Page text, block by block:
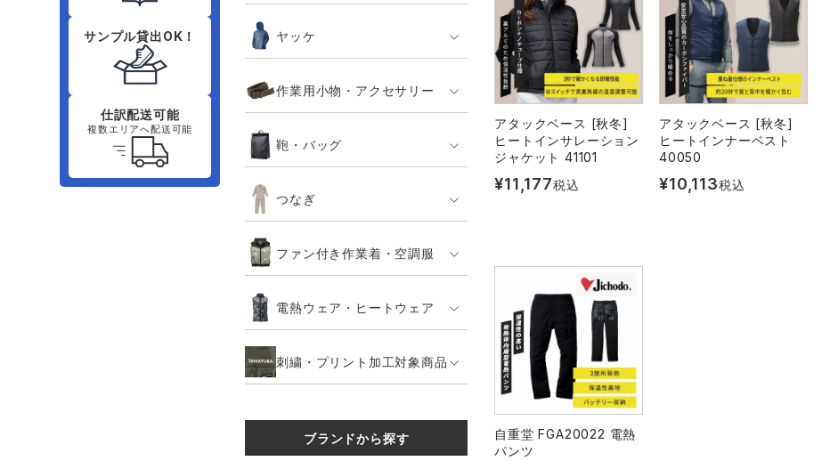
ヤッケ
作業用小物・アクセサリー
鞄・バッグ
つなぎ
ファン付き作業着・空調服
電熱ウェア・ヒートウェア
刺繍・プリント加工対象商品
ブランドから探す
アタックベース [秋冬]
ヒートインサレーション
ジャケット 41101
¥11,177税込
アタックベース [秋冬]
ヒートインナーベスト
40050
¥10,113税込
自重堂 FGA20022 電熱
パンツ
サンプル貸出OK！
仕訳配送可能
複数エリアへ配送可能